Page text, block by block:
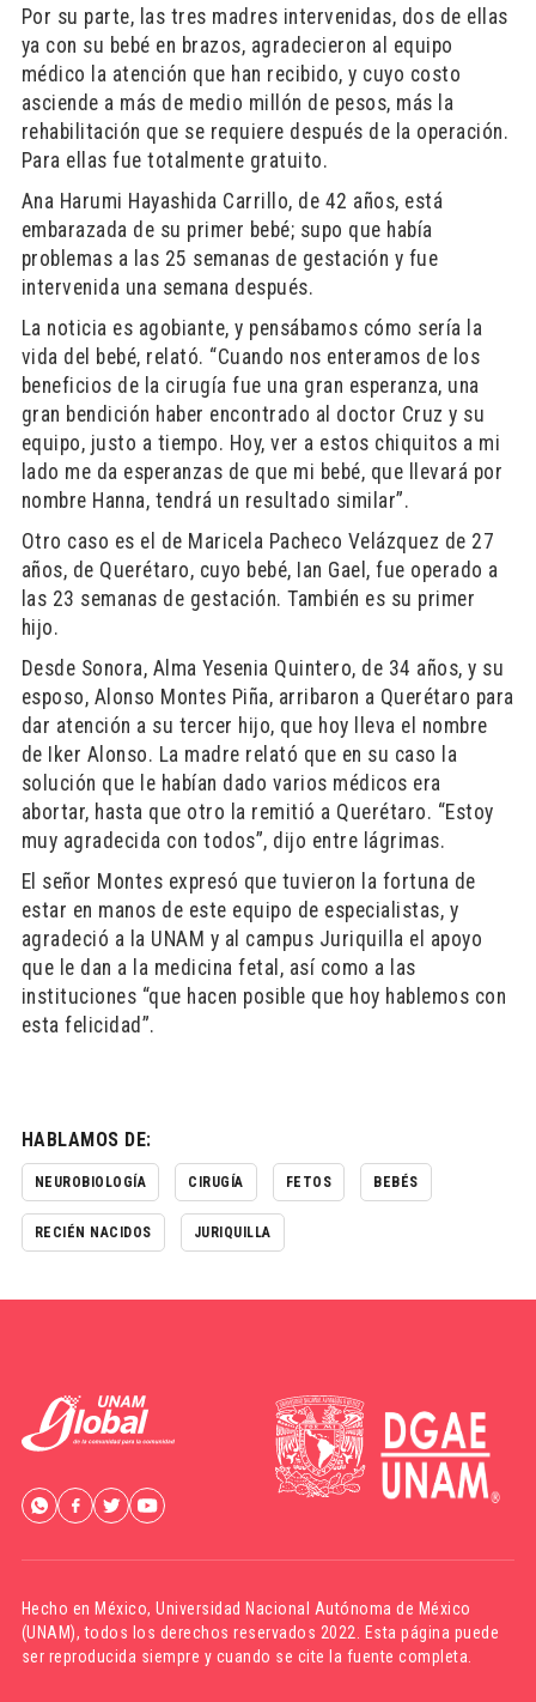
Por su parte, las tres madres intervenidas, dos de ellas
ya con su bebé en brazos, agradecieron al equipo
médico la atención que han recibido, y cuyo costo
asciende a más de medio millón de pesos, más la
rehabilitación que se requiere después de la operación.
Para ellas fue totalmente gratuito.
Ana Harumi Hayashida Carrillo, de 42 años, está
embarazada de su primer bebé; supo que había
problemas a las 25 semanas de gestación y fue
intervenida una semana después.
La noticia es agobiante, y pensábamos cómo sería la
vida del bebé, relató. “Cuando nos enteramos de los
beneficios de la cirugía fue una gran esperanza, una
gran bendición haber encontrado al doctor Cruz y su
equipo, justo a tiempo. Hoy, ver a estos chiquitos a mi
lado me da esperanzas de que mi bebé, que llevará por
nombre Hanna, tendrá un resultado similar”.
Otro caso es el de Maricela Pacheco Velázquez de 27
años, de Querétaro, cuyo bebé, Ian Gael, fue operado a
las 23 semanas de gestación. También es su primer
hijo.
Desde Sonora, Alma Yesenia Quintero, de 34 años, y su
esposo, Alonso Montes Piña, arribaron a Querétaro para
dar atención a su tercer hijo, que hoy lleva el nombre
de Iker Alonso. La madre relató que en su caso la
solución que le habían dado varios médicos era
abortar, hasta que otro la remitió a Querétaro. “Estoy
muy agradecida con todos”, dijo entre lágrimas.
El señor Montes expresó que tuvieron la fortuna de
estar en manos de este equipo de especialistas, y
agradeció a la UNAM y al campus Juriquilla el apoyo
que le dan a la medicina fetal, así como a las
instituciones “que hacen posible que hoy hablemos con
esta felicidad”.
HABLAMOS DE:
NEUROBIOLOGÍA CIRUGÍA FETOS BEBÉS
RECIÉN NACIDOS JURIQUILLA
Hecho en México,Universidad Nacional Autónoma de México
(UNAM), todos los derechos reservados 2022. Esta página puede
ser reproducida siempre y cuando se cite la fuente completa.